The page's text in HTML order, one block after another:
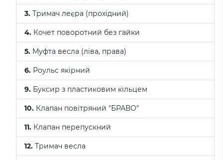
3. Тримач леєра (прохідний)
4. Кочет поворотний без гайки
5. Муфта весла (ліва, права)
6. Роульс якірний
9. Буксир з пластиковим кільцем
10. Клапан повітряний "БРАВО"
11. Клапан перепускний
12. Тримач весла